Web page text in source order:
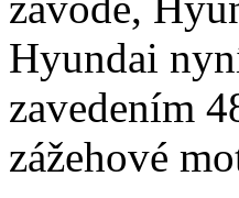
Hyundai
zavedením
zážehové